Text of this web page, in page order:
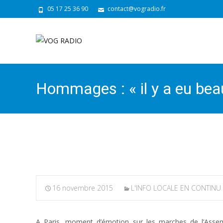
05 17 25 36 90 contact@vogradio.fr
Hommages : « il y a eu
16 novembre 2015 L'INFO LOCALE EN CONTINU